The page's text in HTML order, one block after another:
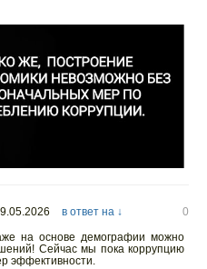
в ответ на ↓
0
на основе демографии можно
Сейчас мы пока коррупцию
эффективности.